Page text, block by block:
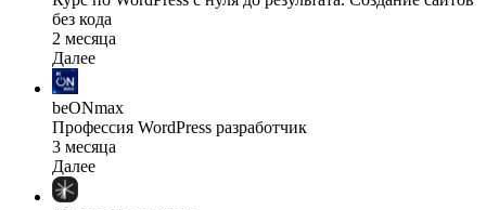
без кода
2 месяца
Далее
beONmax
Профессия WordPress разработчик
3 месяца
Далее